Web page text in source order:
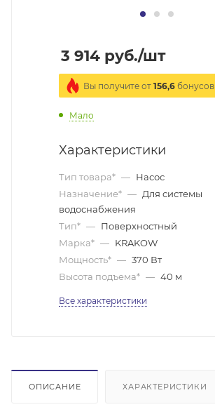
3 914 руб./шт
Вы получите от 156,6 бонусов
Мало
Характеристики
Тип товара* — Насос
Назначение* — Для системы
водоснабжения
Тип* — Поверхностный
Марка* — KRAKOW
Мощность* — 370 Вт
Высота подъема* — 40 м
Все характеристики
ОПИСАНИЕ ХАРАКТЕРИСТИКИ